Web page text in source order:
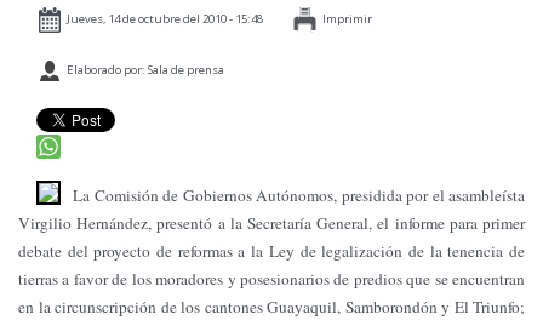
FISCALIZAMOS
PRENSA
PARTICIPACIÓN
RELACIONES INTERNACIONALES
AGENDA
Jueves, 14 de octubre del 2010 - 15:48 Imprimir
Elaborado por: Sala de prensa
La Comisión de Gobiernos Autónomos, presidida por el asambleísta
Virgilio Hernández, presentó a la Secretaría General, el informe para primer
debate del proyecto de reformas a la Ley de legalización de la tenencia de
tierras a favor de los moradores y posesionarios de predios que se encuentran
en la circunscripción de los cantones Guayaquil, Samborondón y El Triunfo;